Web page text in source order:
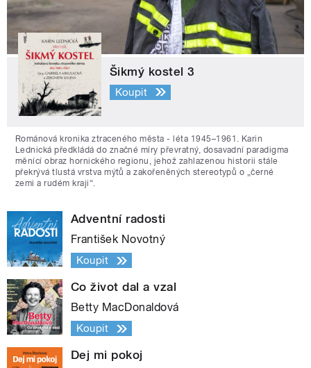
Šikmý kostel 3
Koupit
Románová kronika ztraceného města - léta 1945–1961. Karin
Lednická předkládá do značné míry převratný, dosavadní paradigma
měnící obraz hornického regionu, jehož zahlazenou historii stále
překrývá tlustá vrstva mýtů a zakořeněných stereotypů o „černé
zemi a rudém kraji“.
Adventní radosti
František Novotný
Koupit
Co život dal a vzal
Betty MacDonaldová
Koupit
Dej mi pokoj